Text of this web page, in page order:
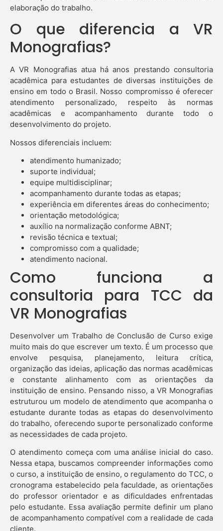
elaboração do trabalho.
O que diferencia a VR
Monografias?
A VR Monografias atua há anos prestando consultoria
acadêmica para estudantes de diversas instituições de
ensino em todo o Brasil. Nosso compromisso é oferecer
atendimento personalizado, respeito às normas
acadêmicas e acompanhamento durante todo o
desenvolvimento do projeto.
Nossos diferenciais incluem:
atendimento humanizado;
suporte individual;
equipe multidisciplinar;
acompanhamento durante todas as etapas;
experiência em diferentes áreas do conhecimento;
orientação metodológica;
auxílio na normalização conforme ABNT;
revisão técnica e textual;
compromisso com a qualidade;
atendimento nacional.
Como funciona a
consultoria para TCC da
VR Monografias
Desenvolver um Trabalho de Conclusão de Curso exige
muito mais do que escrever um texto. É um processo que
envolve pesquisa, planejamento, leitura crítica,
organização das ideias, aplicação das normas acadêmicas
e constante alinhamento com as orientações da
instituição de ensino. Pensando nisso, a VR Monografias
estruturou um modelo de atendimento que acompanha o
estudante durante todas as etapas do desenvolvimento
do trabalho, oferecendo suporte personalizado conforme
as necessidades de cada projeto.
O atendimento começa com uma análise inicial do caso.
Nessa etapa, buscamos compreender informações como
o curso, a instituição de ensino, o regulamento do TCC, o
cronograma estabelecido pela faculdade, as orientações
do professor orientador e as dificuldades enfrentadas
pelo estudante. Essa avaliação permite definir um plano
de acompanhamento compatível com a realidade de cada
cliente.